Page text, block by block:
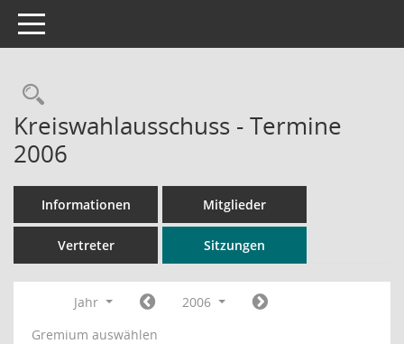
Toggle navigation
Rechercheauswahl
Kreiswahlausschuss - Termine
2006
Informationen Mitglieder
Vertreter Sitzungen
Jahr
2006
Gremium auswählen